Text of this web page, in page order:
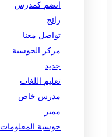
انضم كمدرس
رائج
تواصل معنا
مركز الحوسبة
جديد
تعليم اللغات
مدرس خاص
مميز
حوسبة المعلومات